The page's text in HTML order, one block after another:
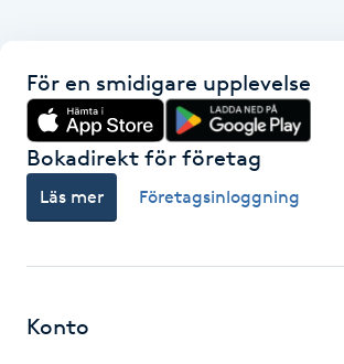
Idrottsmassage
IPL
IPL hårborttagning
För en smidigare upplevelse
Bokadirekt för företag
Läs mer Företagsinloggning
Konto